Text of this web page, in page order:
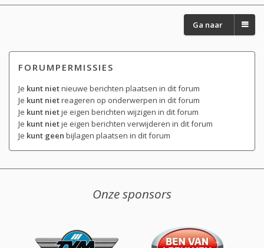
Ga naar
FORUMPERMISSIES
Je kunt nietnieuwe berichten plaatsen in dit forum
Je kunt nietreageren op onderwerpen in dit forum
Je kunt nietje eigen berichten wijzigen in dit forum
Je kunt nietje eigen berichten verwijderen in dit forum
Je kunt geen bijlagen plaatsen in dit forum
Onze sponsors